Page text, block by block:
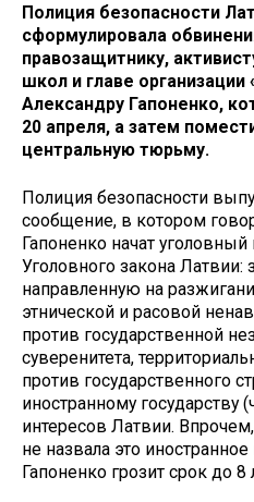
Полиция безопасности
сформулировала
правозащитнику,
школ и главе
Александру Гапоненко,
20 апреля, а затем
центральную тюрьму.
Полиция безопасности
сообщение, в котором
Гапоненко начат
Уголовного закона Латвии:
направленную на
этнической и расовой
против государственной
суверенитета,
против государственного
иностранному государству
интересов Латвии.
не назвала это
Гапоненко грозит срок до 8